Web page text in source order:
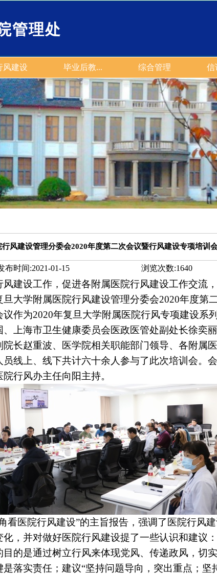
管理处
风建设 毕业后教... 综合管理 信
风建设管理分委会2020年度第二次会议暨行风建设专项培训
布时间:2021-01-15 浏览次数:1640
建设工作，促进各附属医院行风建设工作交流，
大学附属医院行风建设管理分委会2020年度第
议作为2020年复旦大学附属医院行风专项建设系
上海市卫生健康委员会医政医管处副处长徐奕
长赵重波、医学院相关职能部门领导、各附属
线上、线下共计六十余人参与了此次培训会。
行风办主任向阳主持。
看医院行风建设”的主旨报告，强调了医院行风
，并对做好医院行风建设提了一些认识和建议
的是通过树立行风来体现党风、传递政风，切
落实责任；建议“坚持问题导向，突出重点；